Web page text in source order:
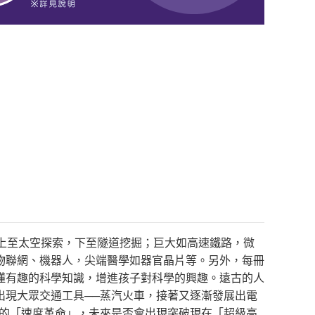
太空探索，下至隧道挖掘；巨大如高速鐵路，微
網、機器人，尖端醫學如器官晶片等。另外，每冊
趣的科學知識，增進孩子對科學的興趣。遠古的人
大眾交通工具──蒸汽火車，接著又逐漸發展出電